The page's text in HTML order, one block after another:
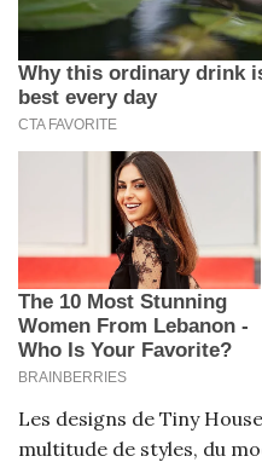
Les designs de Tiny
multitude de styles, du